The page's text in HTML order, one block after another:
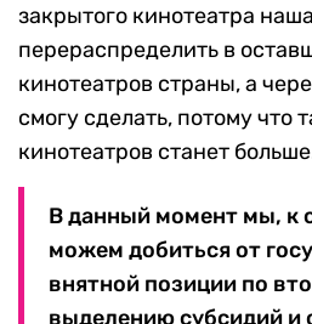
закрытого кинотеатра
перераспределить в
кинотеатров страны, а
смогу сделать, потому что
кинотеатров станет
В данный момент мы, к
можем добиться от
внятной позиции по
выделению субсидий и